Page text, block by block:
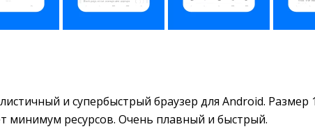
и супербыстрый браузер для Android. Размер
минимум ресурсов. Очень плавный и быстрый.